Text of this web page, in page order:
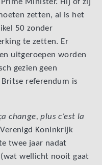
Minister. Hij of zij
zetten, al is het
50 zonder
te zetten. Er
uitgeroepen worden
gezien geen
referendum is
change, plus c’est la
Koninkrijk
twee jaar nadat
wellicht nooit gaat